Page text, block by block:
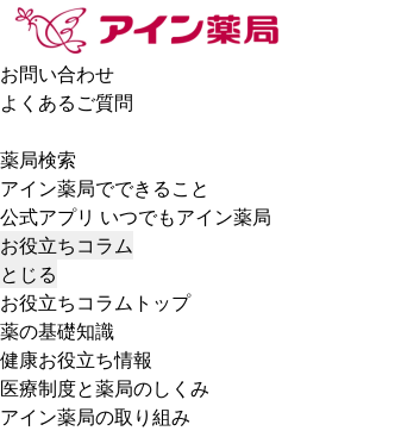
お問い合わせ
よくあるご質問
薬局検索
アイン薬局でできること
公式アプリ いつでもアイン薬局
お役立ちコラム
とじる
お役立ちコラムトップ
薬の基礎知識
健康お役立ち情報
医療制度と薬局のしくみ
アイン薬局の取り組み